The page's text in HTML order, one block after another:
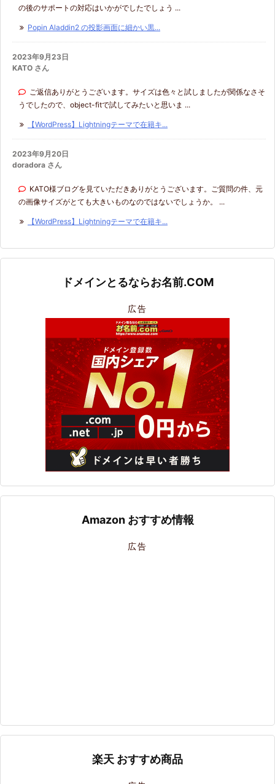
の後のサポートの対応はいかがでしたでしょう ...
Popin Aladdin2 の投影画面に細かい黒...
2023年9月23日
KATO さん
ご返信ありがとうございます。サイズは色々と試しましたが関係なさそ
うでしたので、object-fitで試してみたいと思いま ...
【WordPress】Lightningテーマで在籍キ...
2023年9月20日
doradora さん
KATO様ブログを見ていただきありがとうございます。ご質問の件、元
の画像サイズがとても大きいものなのではないでしょうか。 ...
【WordPress】Lightningテーマで在籍キ...
ドメインとるならお名前.COM
広告
Amazon おすすめ情報
広告
楽天 おすすめ商品